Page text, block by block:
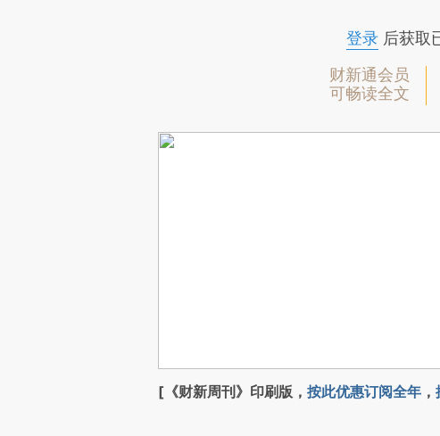
登录后获取
财新通会员
可畅读全文
[《财新周刊》印刷版， 按此优惠订阅全年 ，